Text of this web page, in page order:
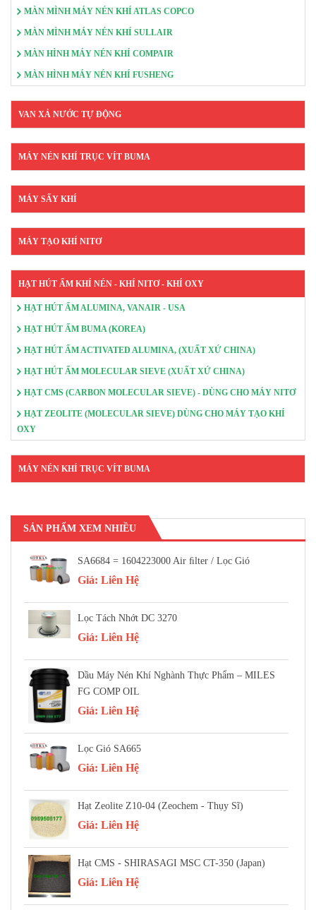
MÀN MÌNH MÁY NÉN KHÍ ATLAS COPCO
MÀN MÌNH MÁY NÉN KHÍ SULLAIR
MÀN HÌNH MÁY NÉN KHÍ COMPAIR
MÀN HÌNH MÁY NÉN KHÍ FUSHENG
VAN XẢ NƯỚC TỰ ĐỘNG
MÁY NÉN KHÍ TRỤC VÍT BUMA
MÁY SẤY KHÍ
MÁY TẠO KHÍ NITƠ
HẠT HÚT ẨM KHÍ NÉN - KHÍ NITƠ - KHÍ OXY
HẠT HÚT ẨM ALUMINA, VANAIR - USA
HẠT HÚT ẨM BUMA (KOREA)
HẠT HÚT ẨM ACTIVATED ALUMINA, (XUẤT XỨ CHINA)
HẠT HÚT ẨM MOLECULAR SIEVE (XUẤT XỨ CHINA)
HẠT CMS (CARBON MOLECULAR SIEVE) - DÙNG CHO MÁY NITƠ
HẠT ZEOLITE (MOLECULAR SIEVE) DÙNG CHO MÁY TẠO KHÍ
OXY
MÁY NÉN KHÍ TRỤC VÍT BUMA
SẢN PHẨM XEM NHIỀU
SA6684 = 1604223000 Air FIlter / Lọc Gió
Giá: Liên Hệ
Lọc Tách Nhớt DC 3270
Giá: Liên Hệ
Dầu Máy Nén Khí Nghành Thực Phẩm – MILES
FG COMP OIL
Giá: Liên Hệ
Lọc Gió SA665
Giá: Liên Hệ
Hạt Zeolite Z10-04 (Zeochem - Thụy Sĩ)
Giá: Liên Hệ
Hạt CMS - SHIRASAGI MSC CT-350 (Japan)
Giá: Liên Hệ